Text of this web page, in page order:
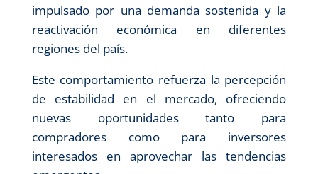
impulsado por una demanda sostenida y la
reactivación económica en diferentes
regiones del país.
Este comportamiento refuerza la percepción
de estabilidad en el mercado, ofreciendo
nuevas oportunidades tanto para
compradores como para inversores
interesados en aprovechar las tendencias